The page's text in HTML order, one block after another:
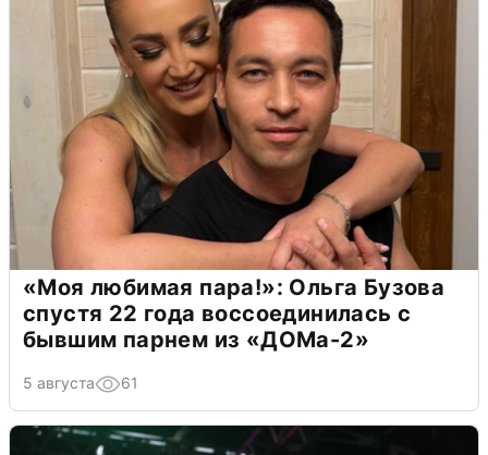
«Моя любимая пара!»: Ольга Бузова
спустя 22 года воссоединилась с
бывшим парнем из «ДОМа-2»
5 августа 61